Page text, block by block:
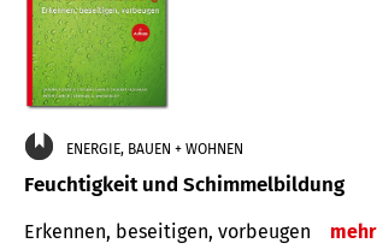
ENERGIE, BAUEN + WOHNEN
Feuchtigkeit und Schimmelbildung
Erkennen, beseitigen, vorbeugen mehr